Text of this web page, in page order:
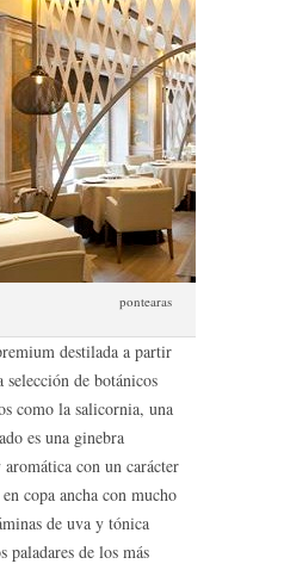
pontearas
destilada a partir
de botánicos
como la salicornia, una
es una ginebra
con un carácter
copa ancha con mucho
de uva y tónica
paladares de los más